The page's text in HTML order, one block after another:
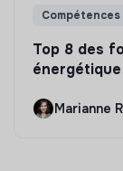
Top 8 des
Marianne